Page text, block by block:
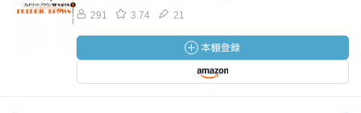
291 3.74 21